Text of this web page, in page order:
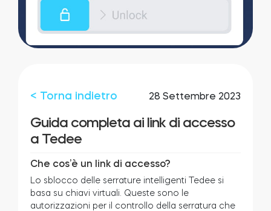
Integrazioni
Accessori
Tedee Bridge
LOCALIZZATORE DI NEGOZI
< Torna indietro 28 Settembre 2023
Guida completa ai link di accesso
a Tedee
Che cos’è un link di accesso?
Lo sblocco delle serrature intelligenti Tedee si
basa su chiavi virtuali. Queste sono le
autorizzazioni per il controllo della serratura che